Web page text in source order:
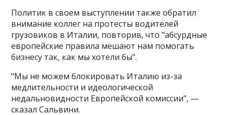
Политик в своем выступлении также обратил
внимание коллег на протесты водителей
грузовиков в Италии, повторив, что "абсурдные
европейские правила мешают нам помогать
бизнесу так, как мы хотели бы".
"Мы не можем блокировать Италию из-за
медлительности и идеологической
недальновидности Европейской комиссии", —
сказал Сальвини.